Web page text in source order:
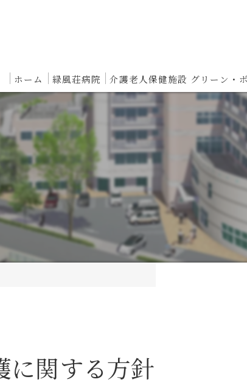
ホーム 緑風荘病院
入院
急性期病棟
回復期リハビリ病棟
療養病棟
レスパイト入院のご案内
外来
介護老人保健施設 グリーン・
介護老人保健施設 グリーン・
入所概要
短期入所概要
通所リハビリテーション概要
に関する方針